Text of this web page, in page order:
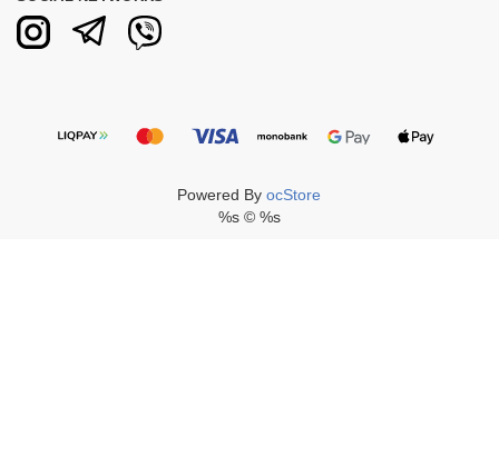
Powered ByocStore
%s © %s